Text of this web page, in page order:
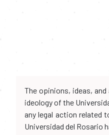
The opinions, ideas,
ideology of the
any legal action related
Universidad del Rosario